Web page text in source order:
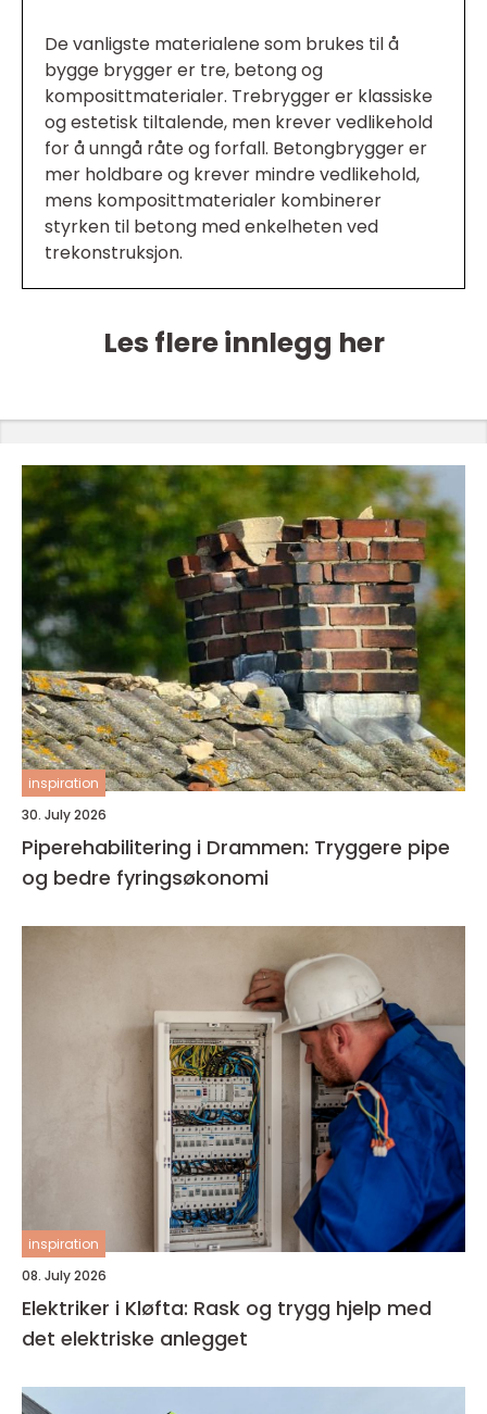
De vanligste materialene som brukes til å
bygge brygger er tre, betong og
komposittmaterialer. Trebrygger er klassiske
og estetisk tiltalende, men krever vedlikehold
for å unngå råte og forfall. Betongbrygger er
mer holdbare og krever mindre vedlikehold,
mens komposittmaterialer kombinerer
styrken til betong med enkelheten ved
trekonstruksjon.
Les flere innlegg her
inspiration
30. July 2026
Piperehabilitering i Drammen: Tryggere pipe
og bedre fyringsøkonomi
inspiration
08. July 2026
Elektriker i Kløfta: Rask og trygg hjelp med
det elektriske anlegget